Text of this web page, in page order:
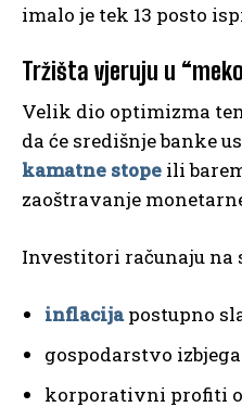
imalo je tek 13 posto
Tržišta vjeruju u
Velik dio optimizma
da će središnje banke
kamatne stope ili
zaoštravanje
Investitori računaju na
inflacijapostupno
gospodarstvo
korporativni profiti